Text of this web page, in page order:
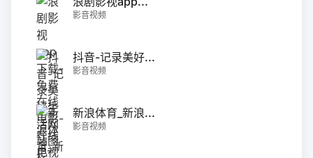
影音视频
抖音-记录美好...
影音视频
新浪体育_新浪...
影音视频